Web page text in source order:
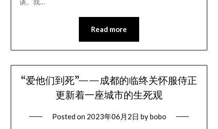
谈。我…
Read more
“爱他们到死”——成都的临终关怀服侍正
更新着一座城市的生死观
Posted on 2023年06月2日 bybobo